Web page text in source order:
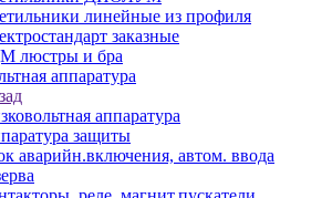
линейные из профиля
заказные
люстры и бра
аппаратура
аппаратура
защиты
аварийн.включения, автом. ввода